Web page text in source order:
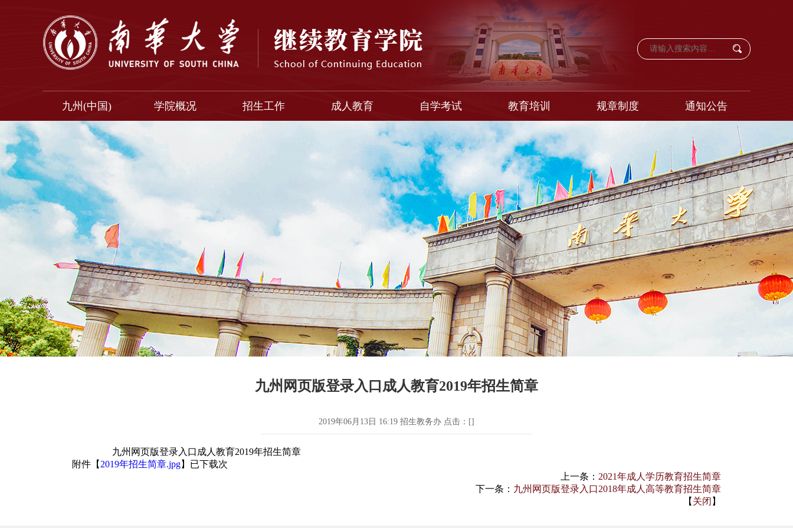
九州(中国) 学院概况 招生工作 成人教育 自学考试 教育培训 规章制度 通知公告
九州网页版登录入口成人教育2019年招生简章
2019年06月13日 16:19 招生教务办 点击：[]
九州网页版登录入口成人教育2019年招生简章
附件【 2019年招生简章.jpg】已下载次
上一条： 2021年成人学历教育招生简章
下一条： 九州网页版登录入口2018年成人高等教育招生简章
【 关闭 】